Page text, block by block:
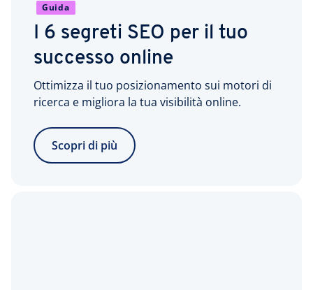
Guida
I 6 segreti SEO per il tuo
successo online
Ottimizza il tuo posizionamento sui motori di
ricerca e migliora la tua visibilità online.
Scopri di più